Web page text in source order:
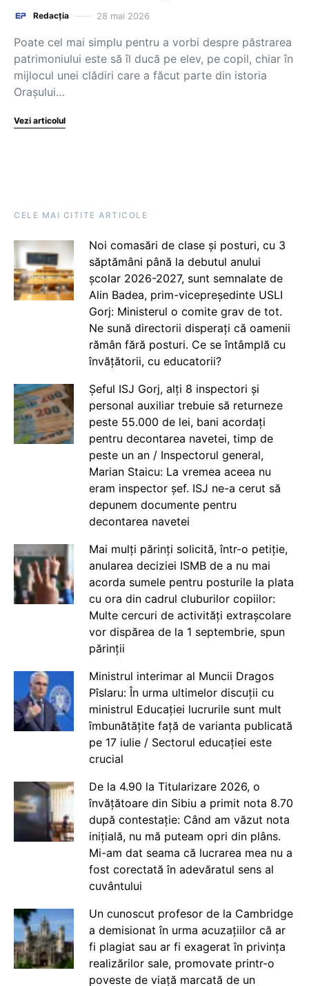
Redacția 28 mai 2026
Poate cel mai simplu pentru a vorbi despre păstrarea
patrimoniului este să îl ducă pe elev, pe copil, chiar în
mijlocul unei clădiri care a făcut parte din istoria
Orașului…
Vezi articolul
CELE MAI CITITE ARTICOLE
Noi comasări de clase și posturi, cu 3
săptămâni până la debutul anului
școlar 2026-2027, sunt semnalate de
Alin Badea, prim-vicepreședinte USLI
Gorj: Ministerul o comite grav de tot.
Ne sună directorii disperați că oamenii
rămân fără posturi. Ce se întâmplă cu
învățătorii, cu educatorii?
Șeful ISJ Gorj, alți 8 inspectori și
personal auxiliar trebuie să returneze
peste 55.000 de lei, bani acordați
pentru decontarea navetei, timp de
peste un an / Inspectorul general,
Marian Staicu: La vremea aceea nu
eram inspector șef. ISJ ne-a cerut să
depunem documente pentru
decontarea navetei
Mai mulți părinți solicită, într-o petiție,
anularea deciziei ISMB de a nu mai
acorda sumele pentru posturile la plata
cu ora din cadrul cluburilor copiilor:
Multe cercuri de activități extrașcolare
vor dispărea de la 1 septembrie, spun
părinții
Ministrul interimar al Muncii Dragos
Pîslaru: În urma ultimelor discuții cu
ministrul Educației lucrurile sunt mult
îmbunătățite față de varianta publicată
pe 17 iulie / Sectorul educației este
crucial
De la 4.90 la Titularizare 2026, o
învățătoare din Sibiu a primit nota 8.70
după contestație: Când am văzut nota
inițială, nu mă puteam opri din plâns.
Mi-am dat seama că lucrarea mea nu a
fost corectată în adevăratul sens al
cuvântului
Un cunoscut profesor de la Cambridge
a demisionat în urma acuzațiilor că ar
fi plagiat sau ar fi exagerat în privința
realizărilor sale, promovate printr-o
poveste de viață marcată de un